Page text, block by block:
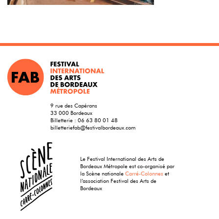
9 rue des Capérans
33 000 Bordeaux
Billetterie : 06 63 80 01 48
billetteriefab@festivalbordeaux.com
Le Festival International des Arts de
Bordeaux Métropole est co-organisé par
la Scène nationaleCarré-Colonnes et
l’association Festival des Arts de
Bordeaux